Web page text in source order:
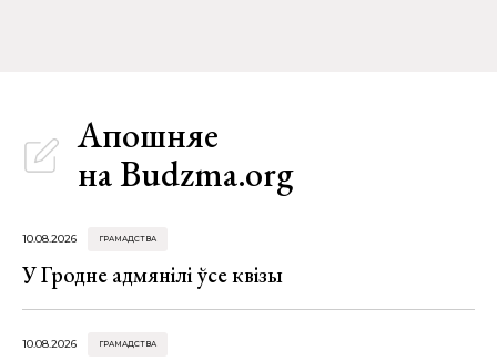
Апошняе
на Budzma.org
10.08.2026 ГРАМАДСТВА
У Гродне адмянілі ўсе квізы
10.08.2026 ГРАМАДСТВА